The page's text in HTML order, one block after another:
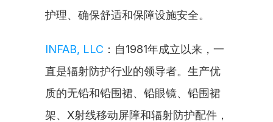
护理、确保舒适和保障设施安全。
INFAB, LLC ：自1981年成立以来，一
直是辐射防护行业的领导者。生产优
质的无铅和铅围裙、铅眼镜、铅围裙
架、X射线移动屏障和辐射防护配件，